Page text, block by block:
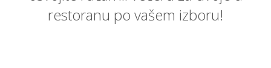
restoranu po vašem izboru!